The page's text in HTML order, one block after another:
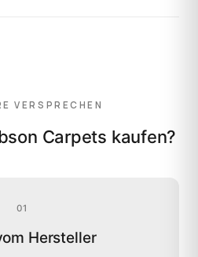
VERSPRECHEN
Carpets kaufen?
01
Hersteller